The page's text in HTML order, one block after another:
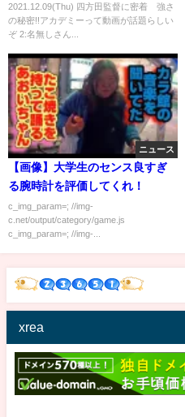
2021.12.09(Thu) 四方田監督に密着 強さ
の秘密!!アカデミーって動画が話題らしい
ぞ 2:名無しさん...
ニュース
【画像】大学生のセンス良すぎ
る腕時計を評価してくれ！
c_img_param=; //img-
c.net/output/category/game.js
c_img_param=; //img-...
xrea